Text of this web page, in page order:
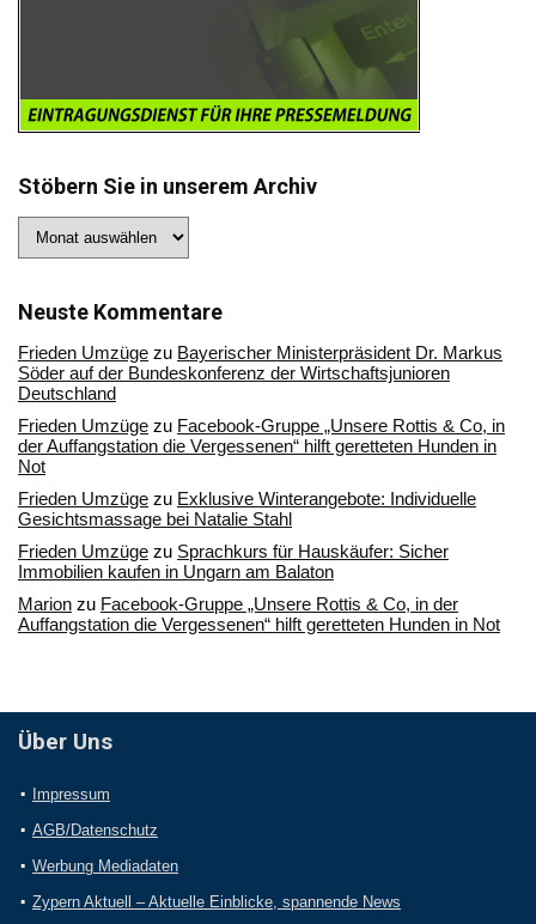
Stöbern Sie in unserem Archiv
Sie
Archiv
Neuste Kommentare
Frieden Umzüge zu Bayerischer Ministerpräsident Dr. Markus
Söder auf der Bundeskonferenz der Wirtschaftsjunioren
Deutschland
Frieden Umzüge zu Facebook-Gruppe „Unsere Rottis & Co, in
der Auffangstation die Vergessenen“ hilft geretteten Hunden in
Not
Frieden Umzüge zu Exklusive Winterangebote: Individuelle
Gesichtsmassage bei Natalie Stahl
Frieden Umzüge zu Sprachkurs für Hauskäufer: Sicher
Immobilien kaufen in Ungarn am Balaton
Marion zu Facebook-Gruppe „Unsere Rottis & Co, in der
Auffangstation die Vergessenen“ hilft geretteten Hunden in Not
Über Uns
Impressum
AGB/Datenschutz
Werbung Mediadaten
Zypern Aktuell – Aktuelle Einblicke, spannende News